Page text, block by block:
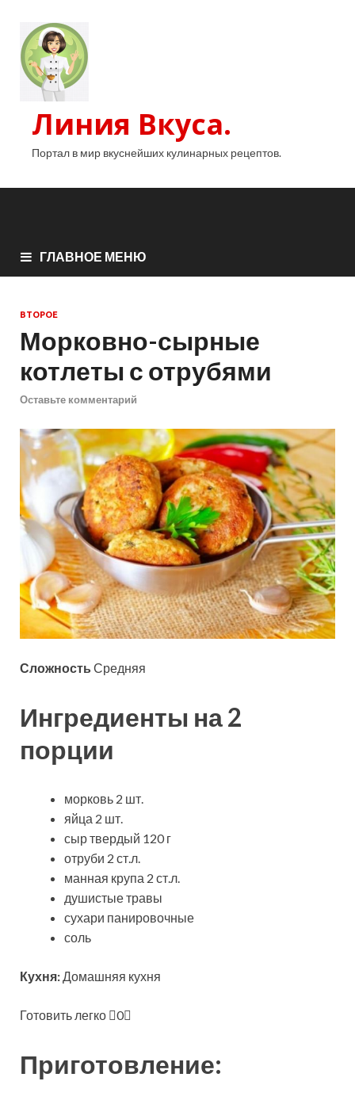
Линия Вкуса.
Портал в мир вкуснейших кулинарных рецептов.
ГЛАВНОЕ МЕНЮ
ВТОРОЕ
Морковно-сырные
котлеты с отрубями
Оставьте комментарий
Сложность Средняя
Ингредиенты на 2
порции
морковь 2 шт.
яйца 2 шт.
сыр твердый 120 г
отруби 2 ст.л.
манная крупа 2 ст.л.
душистые травы
сухари панировочные
соль
Кухня: Домашняя кухня
Готовить легко 0
Приготовление: